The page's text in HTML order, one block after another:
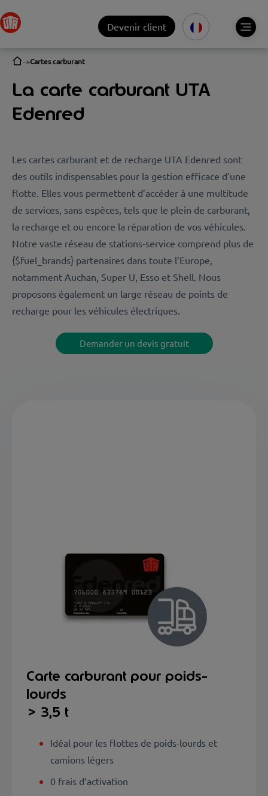
Devenir client
Cartes carburant
La carte carburant UTA
Edenred
Les cartes carburant et de recharge UTA Edenred sont
des outils indispensables pour la gestion efficace d’une
flotte. Elles vous permettent d’accéder à une multitude
de services, sans espèces, tels que le plein de carburant,
la recharge et ou encore la réparation de vos véhicules.
Notre vaste réseau de stations-service comprend plus de
{$fuel_brands} partenaires dans toute l’Europe,
notamment Auchan, Super U, Esso et Shell. Nous
proposons également un large réseau de points de
recharge pour les véhicules électriques.
Demander un devis gratuit
Carte carburant pour poids-
lourds
> 3,5 t
Idéal pour les flottes de poids-lourds et
camions légers
0 frais d’activation